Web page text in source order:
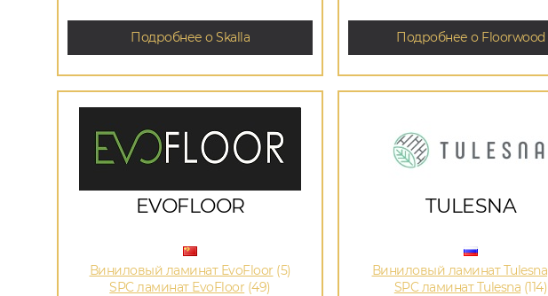
Подробнее о Skalla Подробнее о Floorwood
EVOFLOOR
Виниловый ламинат EvoFloor (5)
SPC ламинат EvoFloor (49)
TULESNA
Виниловый ламинат Tulesna
SPC ламинат Tulesna (114)